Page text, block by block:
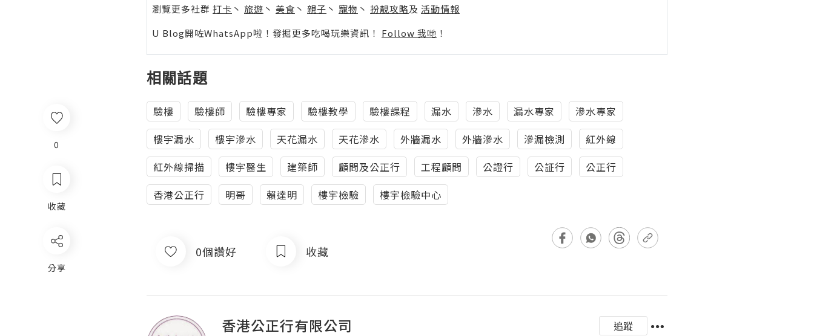
0
收藏
分享
瀏覽更多社群 打卡 丶 旅遊 丶 美食 丶 親子 丶 寵物 丶 扮靚攻略及 活動情報
U Blog開咗WhatsApp啦！發掘更多吃喝玩樂資訊！ Follow 我哋 ！
相關話題
驗樓 驗樓師 驗樓專家 驗樓教學 驗樓課程 漏水 滲水 漏水專家
滲水專家
樓宇漏水
樓宇滲水 天花漏水 天花滲水 外牆漏水 外牆滲水 滲漏檢測
紅外線
紅外線掃描
樓宇醫生 建築師 顧問及公正行 工程顧問 公證行 公証行
公正行
香港公正行
明哥 賴達明 樓宇檢驗 樓宇檢驗中心
0個讚好 收藏
香港公正行有限公司
追蹤